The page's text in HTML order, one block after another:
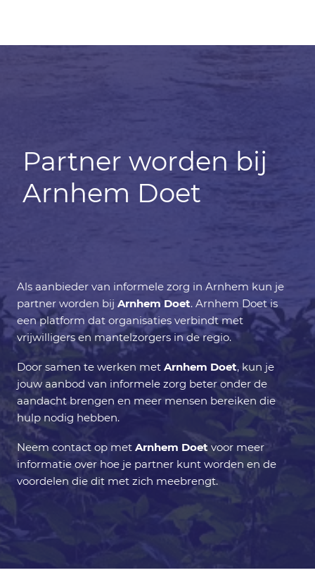
Partner worden bij
Arnhem Doet
Als aanbieder van informele zorg in Arnhem kun je
partner worden bij Arnhem Doet. Arnhem Doet is
een platform dat organisaties verbindt met
vrijwilligers en mantelzorgers in de regio.
Door samen te werken met Arnhem Doet, kun je
jouw aanbod van informele zorg beter onder de
aandacht brengen en meer mensen bereiken die
hulp nodig hebben.
Neem contact op met Arnhem Doet voor meer
informatie over hoe je partner kunt worden en de
voordelen die dit met zich meebrengt.